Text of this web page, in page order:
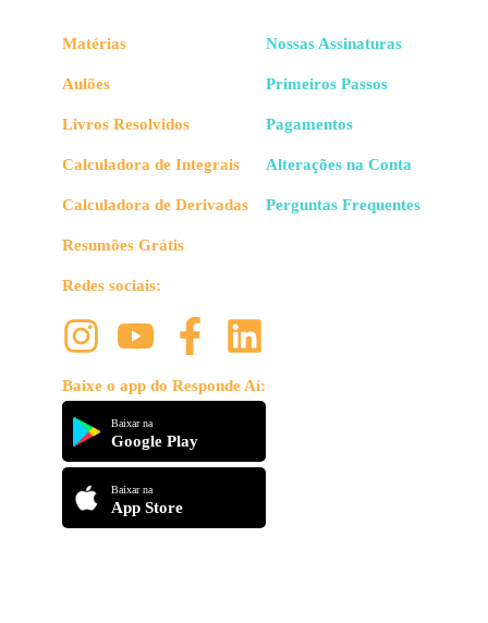
Matérias
Aulões
Livros Resolvidos
Calculadora de Integrais
Calculadora de Derivadas
Resumões Grátis
Redes sociais:
Baixe o app do Responde Aí:
Baixar na
Google Play
Baixar na
App Store
Nossas Assinaturas
Primeiros Passos
Pagamentos
Alterações na Conta
Perguntas Frequentes